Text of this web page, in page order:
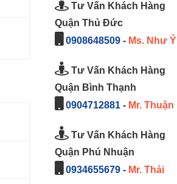
Tư Vấn Khách Hàng
Quận Thủ Đức
0908648509- Ms. Như Ý
Tư Vấn Khách Hàng
Quận Bình Thạnh
0904712881- Mr. Thuận
Tư Vấn Khách Hàng
Quận Phú Nhuận
0934655679- Mr. Thái